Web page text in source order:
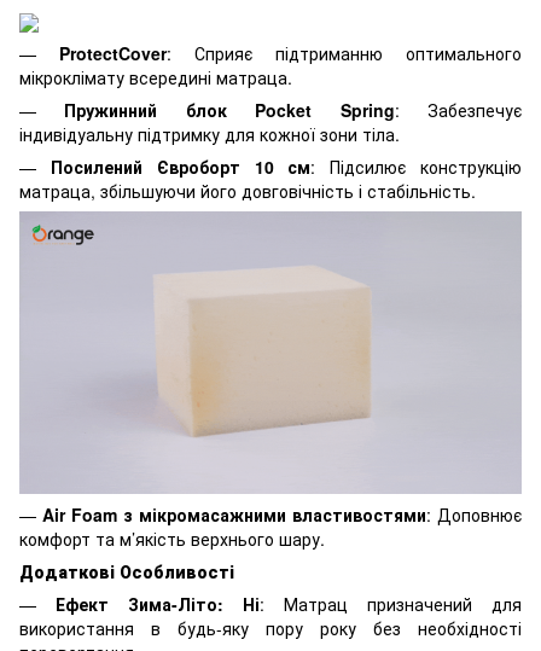
— ProtectCover: Сприяє підтриманню оптимального
мікроклімату всередині матраца.
— Пружинний блок Pocket Spring: Забезпечує
індивідуальну підтримку для кожної зони тіла.
— Посилений Євроборт 10 см: Підсилює конструкцію
матраца, збільшуючи його довговічність і стабільність.
— Air Foam з мікромасажними властивостями: Доповнює
комфорт та м’якість верхнього шару.
Додаткові Особливості
— Ефект Зима-Літо: Ні: Матрац призначений для
використання в будь-яку пору року без необхідності